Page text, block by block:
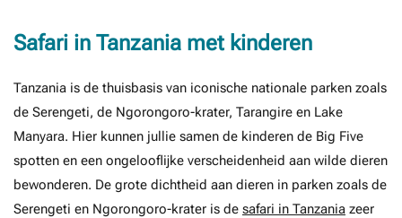
Safari in Tanzania met kinderen
Tanzania is de thuisbasis van iconische nationale parken zoals
de Serengeti, de Ngorongoro-krater, Tarangire en Lake
Manyara. Hier kunnen jullie samen de kinderen de Big Five
spotten en een ongelooflijke verscheidenheid aan wilde dieren
bewonderen. De grote dichtheid aan dieren in parken zoals de
Serengeti en Ngorongoro-krater is de safari in Tanzania zeer